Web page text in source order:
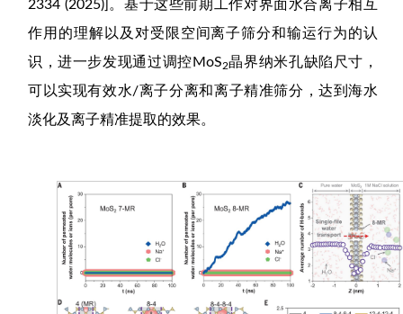
2334 (2025)]。基于这些前期工作对界面水合离子相互
作用的理解以及对受限空间离子筛分和输运行为的认
识，进一步发现通过调控MoS2晶界纳米孔缺陷尺寸，
可以实现有效水/离子分离和离子精准筛分，达到海水
淡化及离子精准提取的效果。